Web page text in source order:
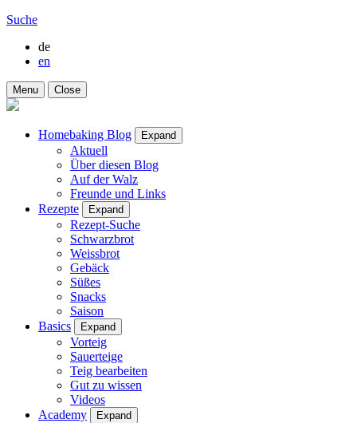
Suche
de
en
Menu Close
Homebaking Blog Expand
Aktuell
Über diesen Blog
Auf der Walz
Freunde und Links
Rezepte
Expand
Rezept-Suche
Schwarzbrot
Weissbrot
Gebäck
Süßes
Snacks
Saison
Basics
Expand
Vorteig
Sauerteige
Teig bearbeiten
Gut zu wissen
Videos
Academy
Expand